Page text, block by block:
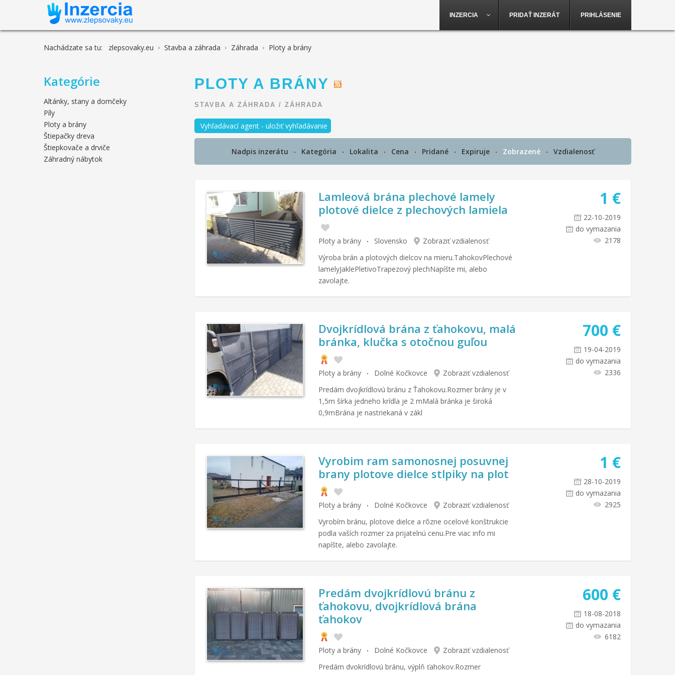
INZERCIA PRIDAŤ INZERÁT PRIHLÁSENIE
Nachádzate sa tu: zlepsovaky.eu Stavba a záhrada Záhrada Ploty a brány
PLOTY A BRÁNY
STAVBA A ZÁHRADA / ZÁHRADA
Vyhľadávací agent - uložiť vyhľadávanie
Nadpis inzerátu Kategória Lokalita Cena Pridané Expiruje Zobrazené Vzdialenosť
Lamleová brána plechové lamely
plotové dielce z plechových lamiela
Ploty a brány Slovensko
Zobraziť vzdialenosť
Výroba brán a plotových dielcov na mieru.TahokovPlechové
lamelyJaklePletivoTrapezový plechNapíšte mi, alebo
zavolajte.
1 €
22-10-2019
do vymazania
2178
Dvojkrídlová brána z ťahokovu, malá
bránka, klučka s otočnou guľou
Ploty a brány Dolné Kočkovce
Zobraziť vzdialenosť
Predám dvojkrídlovú bránu z Ťahokovu.Rozmer brány je v
1,5m šírka jedneho krídla je 2 mMalá bránka je široká
0,9mBrána je nastriekaná v zákl
700 €
19-04-2019
do vymazania
2336
Vyrobim ram samonosnej posuvnej
brany plotove dielce stlpiky na plot
Ploty a brány Dolné Kočkovce
Zobraziť vzdialenosť
Vyrobím bránu, plotove dielce a rôzne ocelové konštrukcie
podla vaších rozmer za prijatelnú cenu.Pre viac info mi
napíšte, alebo zavolajte.
1 €
28-10-2019
do vymazania
2925
Predám dvojkrídlovú bránu z
ťahokovu, dvojkrídlová brána
ťahokov
Ploty a brány Dolné Kočkovce
Zobraziť vzdialenosť
Predám dvokrídlovú bránu, výplň ťahokov.Rozmer
600 €
18-08-2018
do vymazania
6182
Kategórie
Altánky, stany a domčeky
Píly
Ploty a brány
Štiepačky dreva
Štiepkovače a drviče
Záhradný nábytok